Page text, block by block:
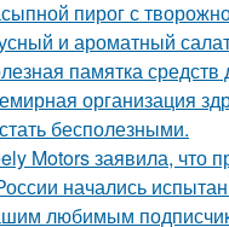
пирог с
и ароматный
памятка средств
организация
бесполезными.
Motors заявила, что
начались
любимым